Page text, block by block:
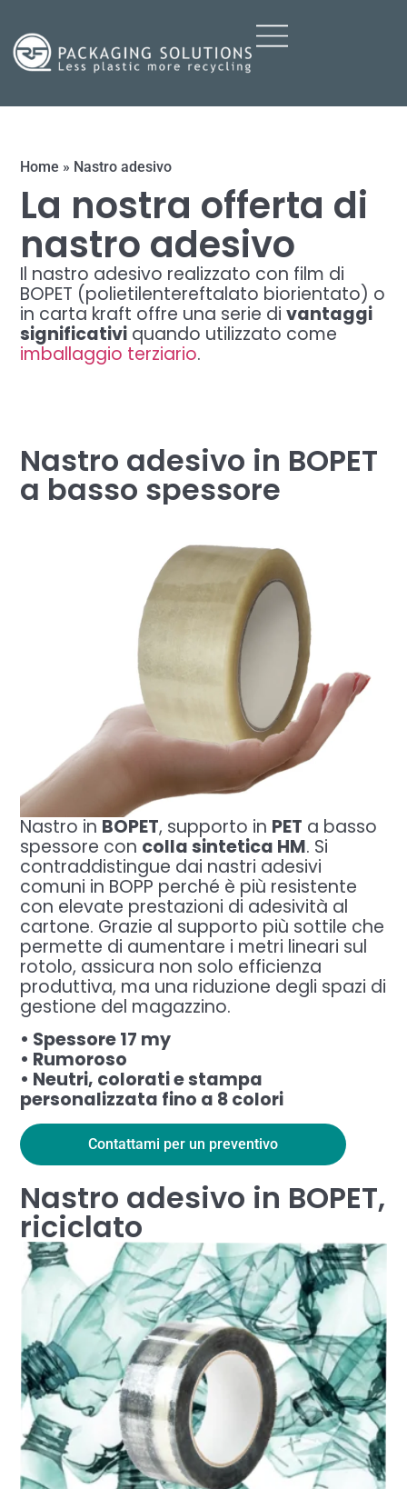
Home » Nastro adesivo
La nostra offerta di
nastro adesivo
Il nastro adesivo realizzato con film di
BOPET (polietilentereftalato biorientato) o
in carta kraft offre una serie divantaggi
significativi quando utilizzato come
imballaggio terziario.
Nastro adesivo in BOPET
a basso spessore
Nastro in BOPET, supporto in PET a basso
spessore con colla sintetica HM. Si
contraddistingue dai nastri adesivi
comuni in BOPP perché è più resistente
con elevate prestazioni di adesività al
cartone. Grazie al supporto più sottile che
permette di aumentare i metri lineari sul
rotolo, assicura non solo efficienza
produttiva, ma una riduzione degli spazi di
gestione del magazzino.
• Spessore 17 my
• Rumoroso
• Neutri, colorati e stampa
personalizzata fino a 8 colori
Contattami per un preventivo
Nastro adesivo in BOPET,
riciclato